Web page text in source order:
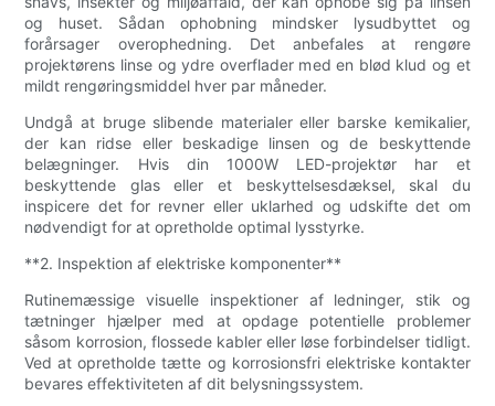
og huset. Sådan ophobning mindsker lysudbyttet og
forårsager overophedning. Det anbefales at rengøre
projektørens linse og ydre overflader med en blød klud og et
mildt rengøringsmiddel hver par måneder.
Undgå at bruge slibende materialer eller barske kemikalier,
der kan ridse eller beskadige linsen og de beskyttende
belægninger. Hvis din 1000W LED-projektør har et
beskyttende glas eller et beskyttelsesdæksel, skal du
inspicere det for revner eller uklarhed og udskifte det om
nødvendigt for at opretholde optimal lysstyrke.
**2. Inspektion af elektriske komponenter**
Rutinemæssige visuelle inspektioner af ledninger, stik og
tætninger hjælper med at opdage potentielle problemer
såsom korrosion, flossede kabler eller løse forbindelser tidligt.
Ved at opretholde tætte og korrosionsfri elektriske kontakter
bevares effektiviteten af ​​dit belysningssystem.